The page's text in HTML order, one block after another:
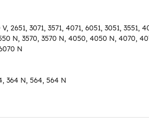
2651, 3071, 3571, 4071, 6051, 3051, 3551,
N, 3570, 3570 N, 4050, 4050 N, 4070,
N
364 N, 564, 564 N